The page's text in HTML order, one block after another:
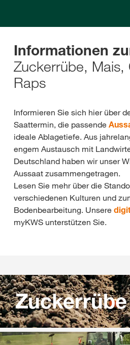
Informationen
Zuckerrübe, Mais,
Raps
Informieren Sie sich hier über
Saattermin, die passende
ideale Ablagetiefe. Aus
engem Austausch mit
Deutschland haben wir unser
Aussaat zusammengetragen.
Lesen Sie mehr über die
verschiedenen Kulturen und
Bodenbearbeitung. Unsere
myKWS unterstützen Sie.
Zuckerrübe